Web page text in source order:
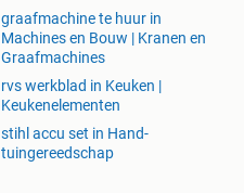
graafmachine te huur in
Machines en Bouw | Kranen en
Graafmachines
rvs werkblad in Keuken |
Keukenelementen
stihl accu set in Hand-
tuingereedschap